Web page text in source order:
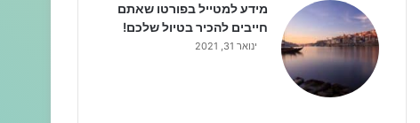
מידע למטייל בפורטו שאתם
חייבים להכיר בטיול שלכם!
ינואר 31, 2021